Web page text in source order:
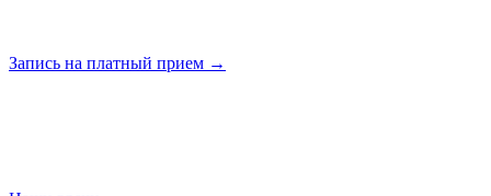
Запись на платный прием →